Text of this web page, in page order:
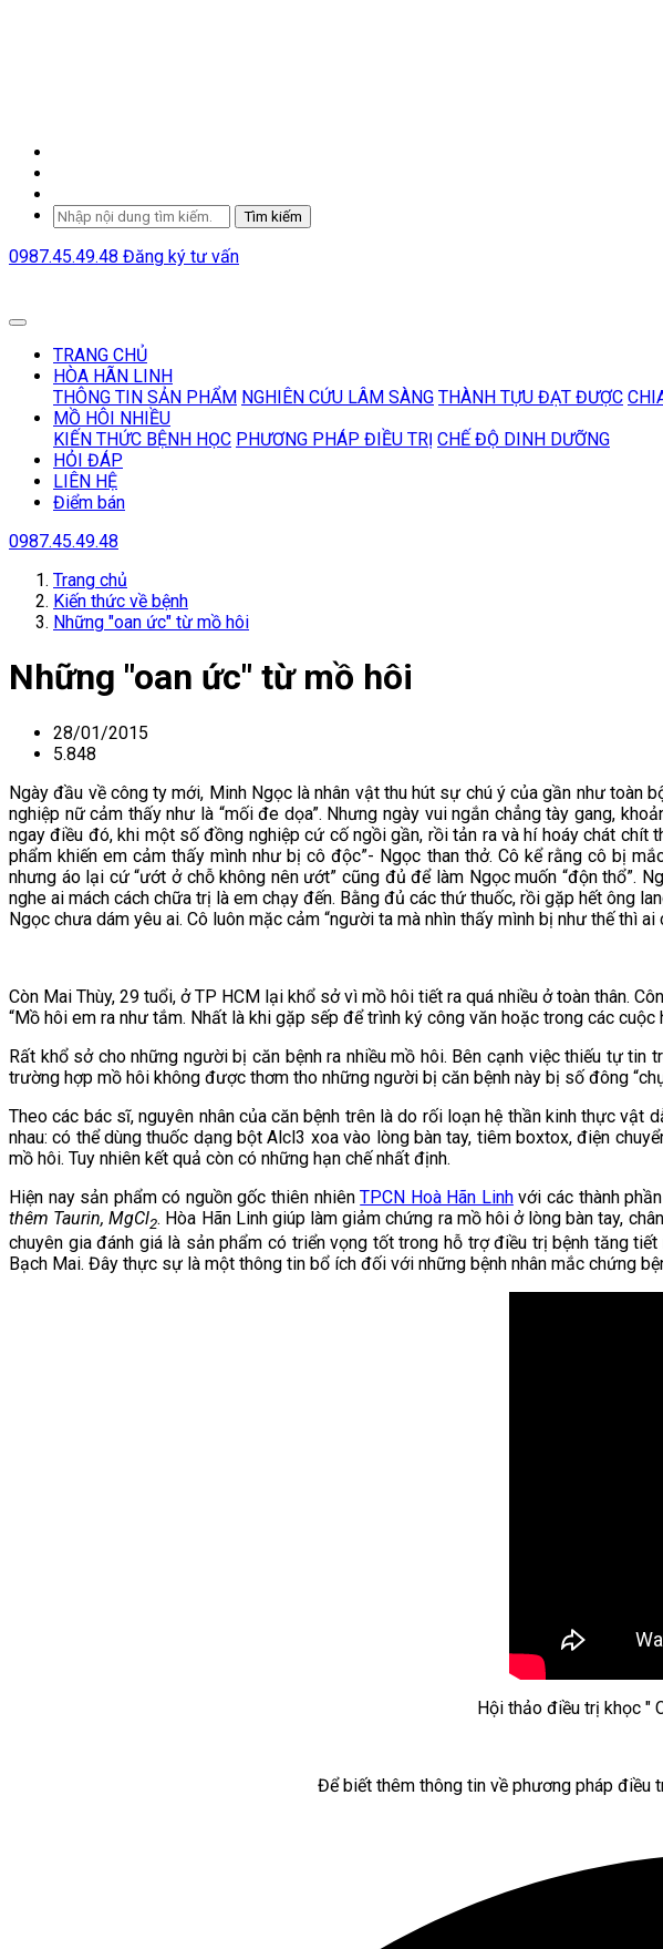
Tìm kiếm
0987.45.49.48 Đăng ký tư vấn
TRANG CHỦ
HÒA HÃN LINH
THÔNG TIN SẢN PHẨM NGHIÊN CỨU LÂM SÀNG THÀNH TỰU ĐẠT ĐƯỢC
MỒ HÔI NHIỀU
KIẾN THỨC BỆNH HỌC PHƯƠNG PHÁP ĐIỀU TRỊ CHẾ ĐỘ DINH DƯỠNG
HỎI ĐÁP
LIÊN HỆ
Điểm bán
0987.45.49.48
Trang chủ
Kiến thức về bệnh
Những "oan ức" từ mồ hôi
Những "oan ức" từ mồ hôi
28/01/2015
5.848
Ngày đầu về công ty mới, Minh Ngọc là nhân vật thu hút sự chú ý của gần như toàn
nghiệp nữ cảm thấy như là “mối đe dọa”. Nhưng ngày vui ngắn chẳng tày gang,
ngay điều đó, khi một số đồng nghiệp cứ cố ngồi gần, rồi tản ra và hí hoáy chát chít
phẩm khiến em cảm thấy mình như bị cô độc”- Ngọc than thở. Cô kể rằng cô bị
nhưng áo lại cứ “ướt ở chỗ không nên ướt” cũng đủ để làm Ngọc muốn “độn thổ”.
nghe ai mách cách chữa trị là em chạy đến. Bằng đủ các thứ thuốc, rồi gặp hết ông
Ngọc chưa dám yêu ai. Cô luôn mặc cảm “người ta mà nhìn thấy mình bị như thế thì ai
Còn Mai Thùy, 29 tuổi, ở TP HCM lại khổ sở vì mồ hôi tiết ra quá nhiều ở toàn thân.
“Mồ hôi em ra như tắm. Nhất là khi gặp sếp để trình ký công văn hoặc trong các
Rất khổ sở cho những người bị căn bệnh ra nhiều mồ hôi. Bên cạnh việc thiếu tự
trường hợp mồ hôi không được thơm tho những người bị căn bệnh này bị số đông
Theo các bác sĩ, nguyên nhân của căn bệnh trên là do rối loạn hệ thần kinh thực
nhau: có thể dùng thuốc dạng bột Alcl3 xoa vào lòng bàn tay, tiêm boxtox, điện
mồ hôi. Tuy nhiên kết quả còn có những hạn chế nhất định.
Hiện nay sản phẩm có nguồn gốc thiên nhiênTPCN Hoà Hãn Linhvới các thành
thêm Taurin, MgCl2. Hòa Hãn Linh giúp làm giảm chứng ra mồ hôi ở lòng bàn tay,
chuyên gia đánh giá là sản phẩm có triển vọng tốt trong hỗ trợ điều trị bệnh tăng
Bạch Mai. Đây thực sự là một thông tin bổ ích đối với những bệnh nhân mắc chứng
Hội thảo điều trị khọc "
Để biết thêm thông tin về phương pháp điều